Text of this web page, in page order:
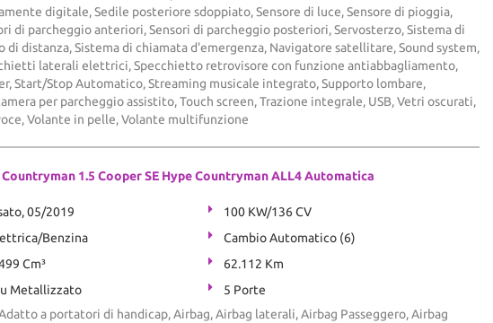
digitale, Sedile posteriore sdoppiato, Sensore di luce, Sensore di pioggia,
di parcheggio anteriori, Sensori di parcheggio posteriori, Servosterzo, Sistema di
di distanza, Sistema di chiamata d'emergenza, Navigatore satellitare, Sound system,
laterali elettrici, Specchietto retrovisore con funzione antiabbagliamento,
Start/Stop Automatico, Streaming musicale integrato, Supporto lombare,
per parcheggio assistito, Touch screen, Trazione integrale, USB, Vetri oscurati,
Volante in pelle, Volante multifunzione
1.5 Cooper SE Hype Countryman ALL4 Automatica
05/2019
100 KW/136 CV
Benzina
Cambio Automatico (6)
Cm³
62.112 Km
Metallizzato
5 Porte
a portatori di handicap, Airbag, Airbag laterali, Airbag Passeggero, Airbag